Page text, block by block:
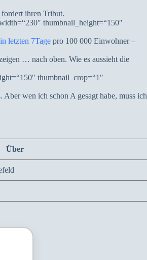
ihren Tribut.
thumbnail_height=“150″
letzten 7Tagepro 100 000 Einwohner –
… nach oben. Wie es aussieht die
thumbnail_crop=“1″
wen ich schon A gesagt habe, muss ich
Über